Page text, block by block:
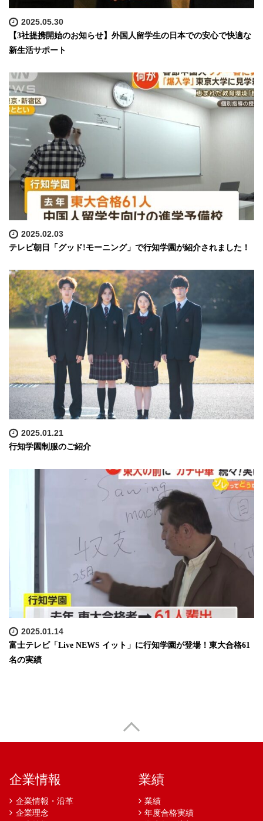
2025.05.30
【3社提携開始のお知らせ】外国人留学生の日本での安心で快適な
新生活サポート
2025.02.03
テレビ朝日「グッド!モーニング」で行知学園が紹介されました！
2025.01.21
行知学園制服のご紹介
2025.01.14
富士テレビ「Live NEWS イット」に行知学園が登場！東大合格61
名の実績
企業情報
企業情報・沿革
企業理念
業績
業績
年度合格実績